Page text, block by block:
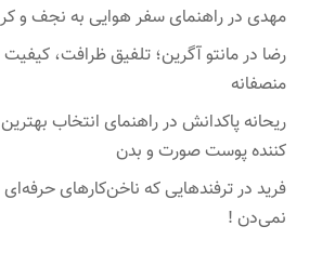
مهدیدرراهنمای سفر هوایی به نجف و
رضا درمانتو آگرین؛ تلفیق ظرافت،
منصفانه
ریحانه پاکدانشدرراهنمای انتخاب
کننده پوست صورت و بدن
فریددرترفندهایی که ناخن‌کارهای
نمی‌دن !